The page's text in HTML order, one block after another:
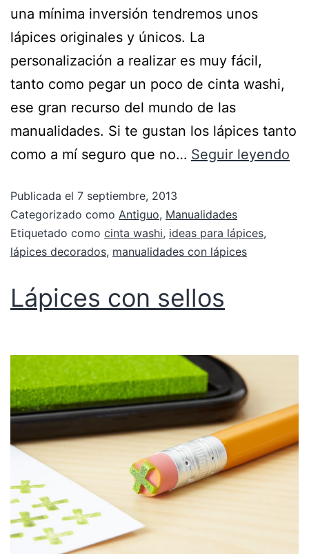
una mínima inversión tendremos unos
lápices originales y únicos. La
personalización a realizar es muy fácil,
tanto como pegar un poco de cinta washi,
ese gran recurso del mundo de las
manualidades. Si te gustan los lápices tanto
como a mí seguro que no… Seguir leyendo
Publicada el 7 septiembre, 2013
Categorizado como Antiguo, Manualidades
Etiquetado como cinta washi, ideas para lápices,
lápices decorados, manualidades con lápices
Lápices con sellos